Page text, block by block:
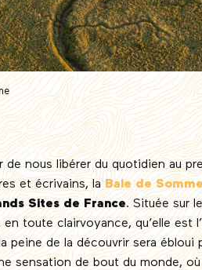
nous libérer du quotidien au
et écrivains, laBaie de
Sites de France. Située sur
toute clairvoyance, qu’elle est
peine de la découvrir sera ébloui
sensation de bout du monde,